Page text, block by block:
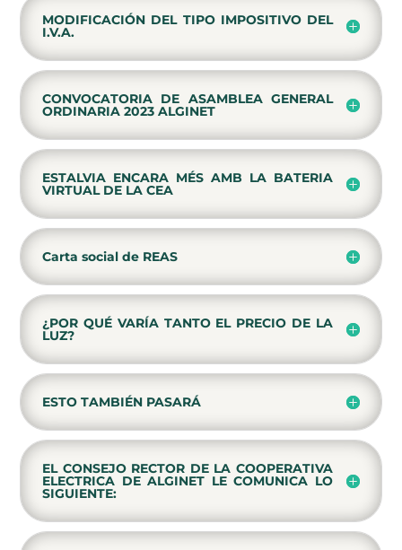
MODIFICACIÓN DEL TIPO IMPOSITIVO DEL
I.V.A.
CONVOCATORIA DE ASAMBLEA GENERAL
ORDINARIA 2023 ALGINET
ESTALVIA ENCARA MÉS AMB LA BATERIA
VIRTUAL DE LA CEA
Carta social de REAS
¿POR QUÉ VARÍA TANTO EL PRECIO DE LA
LUZ?
ESTO TAMBIÉN PASARÁ
EL CONSEJO RECTOR DE LA COOPERATIVA
ELECTRICA DE ALGINET LE COMUNICA LO
SIGUIENTE: